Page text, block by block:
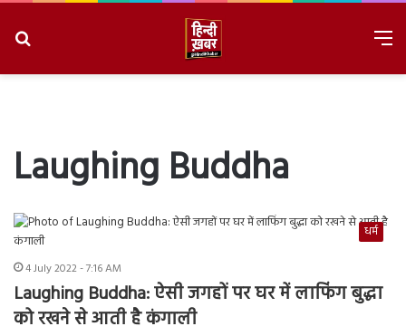
Laughing Buddha
धर्म
4 July 2022 - 7:16 AM
Laughing Buddha: ऐसी जगहों पर घर में लाफिंग बुद्धा
को रखने से आती है कंगाली